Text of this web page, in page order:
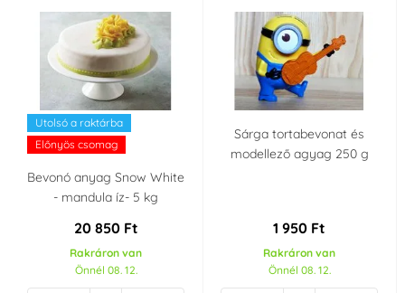
festékeket ( AZO
(1)
módosított
összetevőket (GMO-
mentes) (1)
Party témája
Esküvő Unikornis - Unicorn
Barbie
Mouse
Utolsó a raktárba
Előnyös csomag
Bevonó anyag Snow White
- mandula íz- 5 kg
20 850 Ft
Rakráron van
Önnél 08. 12.
Sárga tortabevonat és
modellező agyag 250 g
1 950 Ft
Rakráron van
Önnél 08. 12.